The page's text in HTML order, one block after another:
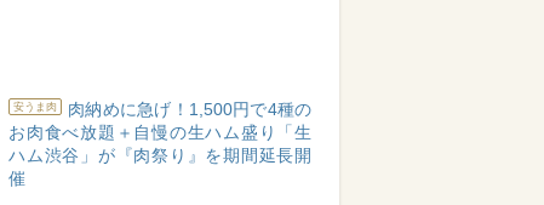
安うま肉
肉納めに急げ！1,500円で4種の
お肉食べ放題＋自慢の生ハム盛り「生
ハム渋谷」が『肉祭り』を期間延長開
催